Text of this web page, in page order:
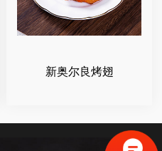
新奥尔良烤翅